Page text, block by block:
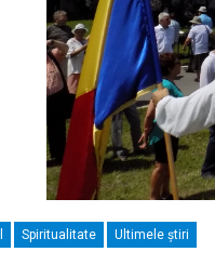
Spiritualitate Ultimele ştiri